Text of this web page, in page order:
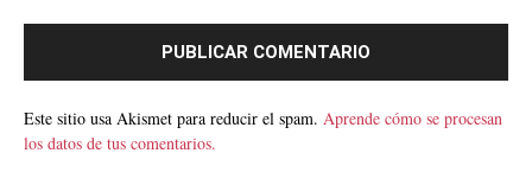
Este sitio usa Akismet para reducir el spam. Aprende cómo se procesan
los datos de tus comentarios.